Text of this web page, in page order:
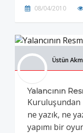
08/04/2010
Üstün
Yalancının
Kuruluşundan
ne yazık, ne
yapımı bir